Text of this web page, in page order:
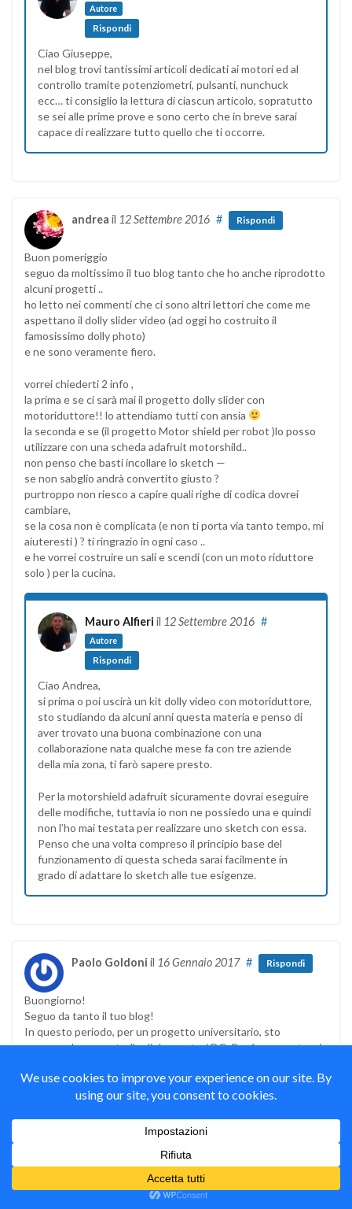
Autore
Rispondi
Ciao Giuseppe,
nel blog trovi tantissimi articoli dedicati ai motori ed al
controllo tramite potenziometri, pulsanti, nunchuck
ecc… ti consiglio la lettura di ciascun articolo, sopratutto
se sei alle prime prove e sono certo che in breve sarai
capace di realizzare tutto quello che ti occorre.
andrea il 12 Settembre 2016 # Rispondi
Buon pomeriggio
seguo da moltissimo il tuo blog tanto che ho anche riprodotto
alcuni progetti ..
ho letto nei commenti che ci sono altri lettori che come me
aspettano il dolly slider video (ad oggi ho costruito il
famosissimo dolly photo)
e ne sono veramente fiero.
vorrei chiederti 2 info ,
la prima e se ci sarà mai il progetto dolly slider con
motoriduttore!! lo attendiamo tutti con ansia
la seconda e se (il progetto Motor shield per robot )lo posso
utilizzare con una scheda adafruit motorshild..
non penso che basti incollare lo sketch —
se non sabglio andrà convertito giusto ?
purtroppo non riesco a capire quali righe di codica dovrei
cambiare,
se la cosa non è complicata (e non ti porta via tanto tempo, mi
aiuteresti ) ? ti ringrazio in ogni caso ..
e he vorrei costruire un sali e scendi (con un moto riduttore
solo ) per la cucina.
Mauro Alfieri il 12 Settembre 2016
Autore
#
Rispondi
Ciao Andrea,
si prima o poi uscirà un kit dolly video con motoriduttore,
sto studiando da alcuni anni questa materia e penso di
aver trovato una buona combinazione con una
collaborazione nata qualche mese fa con tre aziende
della mia zona, ti farò sapere presto.
Per la motorshield adafruit sicuramente dovrai eseguire
delle modifiche, tuttavia io non ne possiedo una e quindi
non l’ho mai testata per realizzare uno sketch con essa.
Penso che una volta compreso il principio base del
funzionamento di questa scheda sarai facilmente in
grado di adattare lo sketch alle tue esigenze.
Paolo Goldoni il 16 Gennaio 2017 # Rispondi
Buongiorno!
Seguo da tanto il tuo blog!
In questo periodo, per un progetto universitario, sto
eseguendo un controllo di due motori DC. Per fare questo mi
Shield.
Posso chiederti dove trovarla?
Mauro Alfieriil16 Gennaio 2017